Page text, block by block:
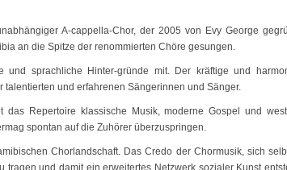
A-cappella-Chor, der 2005 von Evy George
an die Spitze der renommierten Chöre gesungen.
und sprachliche Hinter-gründe mit. Der kräftige und
und erfahrenen Sängerinnen und Sänger.
Repertoire klassische Musik, moderne Gospel und
spontan auf die Zuhörer überzuspringen.
Chorlandschaft. Das Credo der Chormusik, sich
und damit ein erweitertes Netzwerk sozialer Kunst